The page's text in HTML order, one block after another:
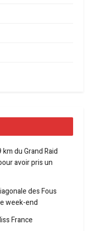
du Grand Raid
avoir pris un
des Fous
week-end
France